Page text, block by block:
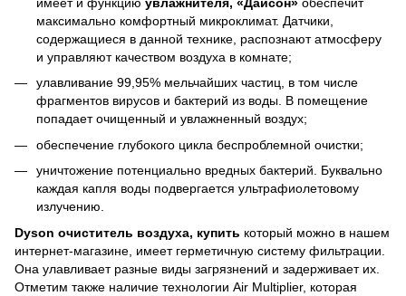
максимально комфортный микроклимат. Датчики,
содержащиеся в данной технике, распознают атмосферу
и управляют качеством воздуха в комнате;
улавливание 99,95% мельчайших частиц, в том числе
фрагментов вирусов и бактерий из воды. В помещение
попадает очищенный и увлажненный воздух;
обеспечение глубокого цикла беспроблемной очистки;
уничтожение потенциально вредных бактерий. Буквально
каждая капля воды подвергается ультрафиолетовому
излучению.
Dyson очиститель воздуха, купить который можно в нашем
интернет-магазине, имеет герметичную систему фильтрации.
Она улавливает разные виды загрязнений и задерживает их.
Отметим также наличие технологии Air Multiplier, которая